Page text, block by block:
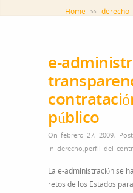
Home >> derecho
e-
público
On febrero 27, 2009,
In derecho,perfil del
La e-administración se
retos de los Estados